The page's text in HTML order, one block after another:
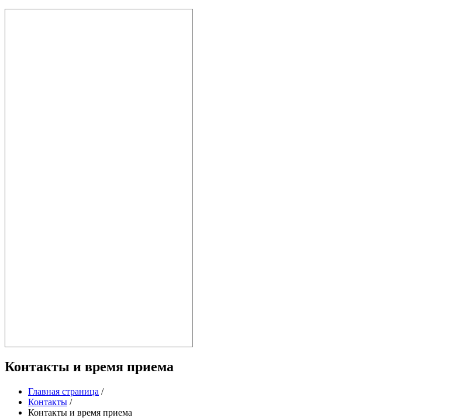
Контакты и время приема
Главная страница /
Контакты /
Контакты и время приема